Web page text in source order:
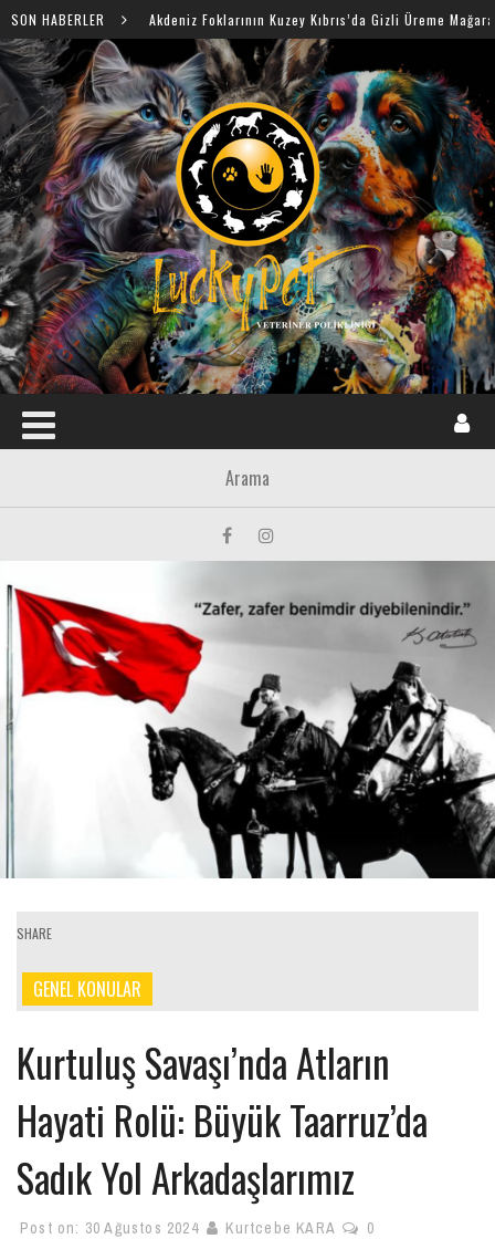
SON HABERLERAkdeniz Foklarının Kuzey Kıbrıs’da Gizli Üreme Mağaraları
SHARE
GENEL KONULAR
Kurtuluş Savaşı’nda Atların
Hayati Rolü: Büyük Taarruz’da
Sadık Yol Arkadaşlarımız
Post on: 30 Ağustos 2024 Kurtcebe KARA 0